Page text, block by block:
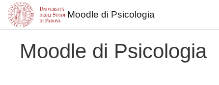
Moodle di Psicologia
Moodle di Psicologia